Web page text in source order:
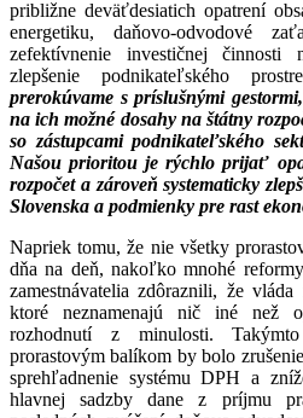
približne deväťdesiatich opatrení
energetiku, daňovo-odvodové
zefektívnenie investičnej
zlepšenie podnikateľského
prerokúvame s príslušnými
na ich možné dosahy na štátny
so zástupcami podnikateľského
Našou prioritou je rýchlo prijať
rozpočet a zároveň systematicky
Slovenska a podmienky pre rast
Napriek tomu, že nie všetky
dňa na deň, nakoľko mnohé
zamestnávatelia zdôraznili, že
ktoré neznamenajú nič iné než
rozhodnutí z minulosti.
prorastovým balíkom by bolo
sprehľadnenie systému DPH a
hlavnej sadzby dane z príjmu